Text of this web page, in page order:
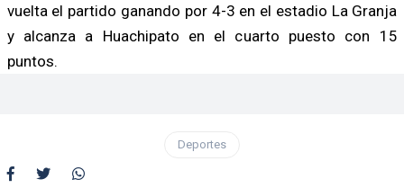
vuelta el partido ganando por 4-3 en el estadio La Granja
y alcanza a Huachipato en el cuarto puesto con 15
puntos.
Deportes